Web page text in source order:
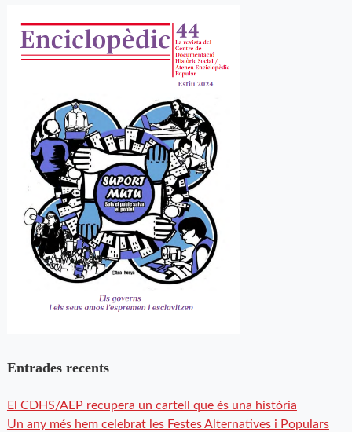
Entrades recents
El CDHS/AEP recupera un cartell que és una història
Un any més hem celebrat les Festes Alternatives i Populars